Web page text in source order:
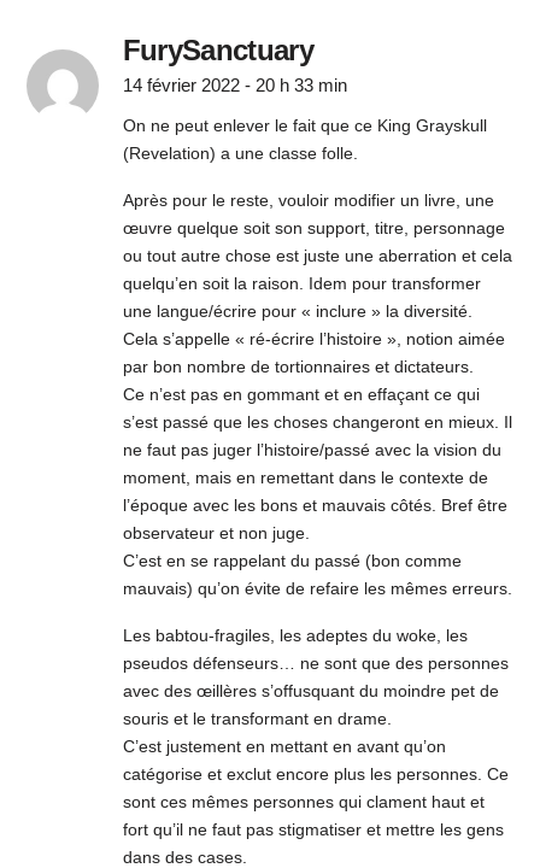
FurySanctuary
14 février 2022 - 20 h 33 min
On ne peut enlever le fait que ce King Grayskull
(Revelation) a une classe folle.
Après pour le reste, vouloir modifier un livre, une
œuvre quelque soit son support, titre, personnage
ou tout autre chose est juste une aberration et cela
quelqu’en soit la raison. Idem pour transformer
une langue/écrire pour « inclure » la diversité.
Cela s’appelle « ré-écrire l’histoire », notion aimée
par bon nombre de tortionnaires et dictateurs.
Ce n’est pas en gommant et en effaçant ce qui
s’est passé que les choses changeront en mieux. Il
ne faut pas juger l’histoire/passé avec la vision du
moment, mais en remettant dans le contexte de
l’époque avec les bons et mauvais côtés. Bref être
observateur et non juge.
C’est en se rappelant du passé (bon comme
mauvais) qu’on évite de refaire les mêmes erreurs.
Les babtou-fragiles, les adeptes du woke, les
pseudos défenseurs… ne sont que des personnes
avec des œillères s’offusquant du moindre pet de
souris et le transformant en drame.
C’est justement en mettant en avant qu’on
catégorise et exclut encore plus les personnes. Ce
sont ces mêmes personnes qui clament haut et
fort qu’il ne faut pas stigmatiser et mettre les gens
dans des cases.